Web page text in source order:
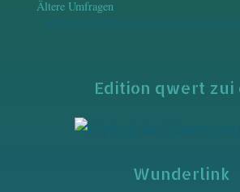
Ältere Umfragen
Edition qwert zui
Wunderlink